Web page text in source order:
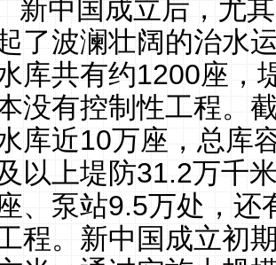
新中国成立后，尤
了波澜壮阔的治水
库共有约1200座，
没有控制性工程。
库近10万座，总库
以上堤防31.2万千
、泵站9.5万处，还
程。新中国成立初